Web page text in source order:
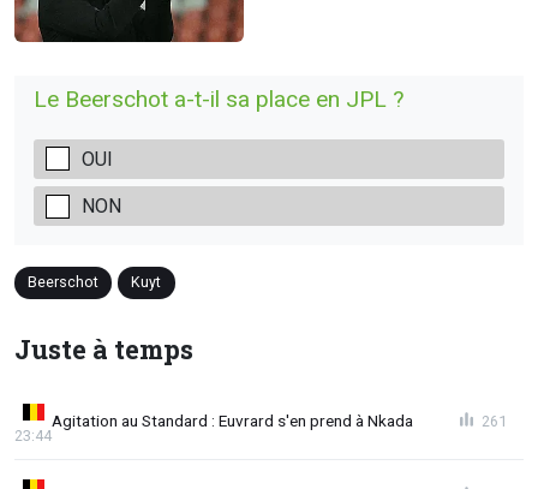
Le Beerschot a-t-il sa place en JPL ?
OUI
NON
Beerschot Kuyt
Juste à temps
Agitation au Standard : Euvrard s'en prend à Nkada
23:44
261